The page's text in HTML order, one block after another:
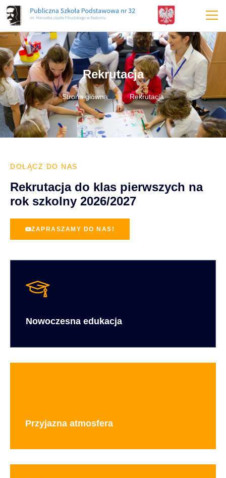
treści
Rekrutacja
Strona główna Rekrutacja
DOŁĄCZ DO NAS
Rekrutacja do klas pierwszych na
rok szkolny 2026/2027
ZAPRASZAMY DO NAS!
Nowoczesna edukacja
Przyjazna atmosfera